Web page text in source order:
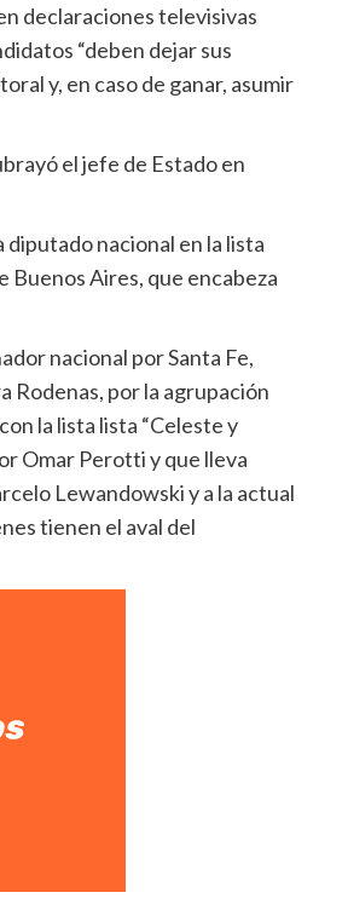
declaraciones televisivas
“deben dejar sus
y, en caso de ganar, asumir
el jefe de Estado en
nacional en la lista
Buenos Aires, que encabeza
nacional por Santa Fe,
Rodenas, por la agrupación
la lista lista “Celeste y
Omar Perotti y que lleva
Lewandowski y a la actual
tienen el aval del